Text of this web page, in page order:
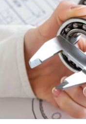
Бренд
SKF
Внутренний диаметр